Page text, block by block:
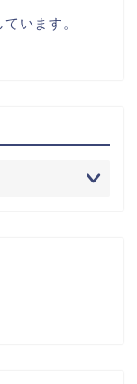
います。